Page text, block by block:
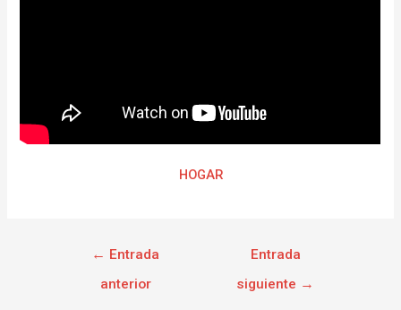
HOGAR
← Entrada
anterior
Entrada
siguiente →